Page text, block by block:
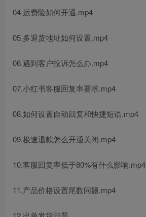
04.运费险如何开通.mp4
05.多退货地址如何设置.mp4
06.遇到客户投诉怎么办.mp4
07.小红书客服回复率要求.mp4
08.如何设置自动回复和快捷短语.mp4
09.极速退款怎么开通关闭.mp4
10.客服回复率低于80%有什么影响.mp4
11.产品价格设置尾数问题.mp4